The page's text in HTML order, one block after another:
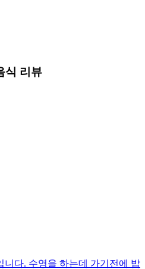
식 리뷰
니다. 수영을 하는데 가기전에 밥